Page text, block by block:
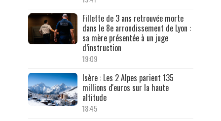
Fillette de 3 ans retrouvée morte
dans le 8e arrondissement de Lyon :
sa mère présentée à un juge
d’instruction
19:09
Isère : Les 2 Alpes parient 135
millions d'euros sur la haute
altitude
18:45